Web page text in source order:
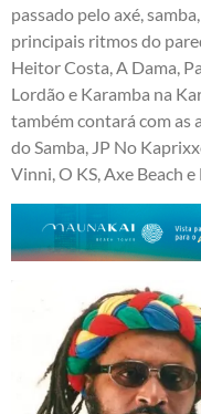
passado pelo axé,
principais ritmos do
Heitor Costa, A Dama,
Lordão e Karamba na
também contará com as
do Samba, JP No
Vinni, O KS, Axe Beach